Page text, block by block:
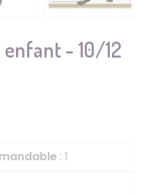
- 10/12
: 1